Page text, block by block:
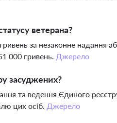
ветерана?
за незаконне надання
000 гривень. Джерело
засуджених?
та ведення Єдиного
цих осіб. Джерело